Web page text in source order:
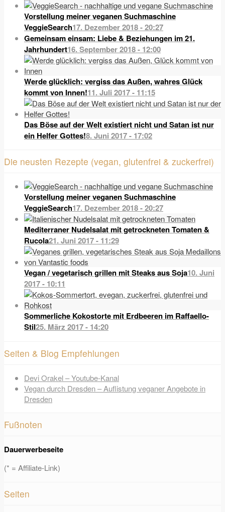
Vorstellung meiner veganen Suchmaschine
VeggieSearch17. Dezember 2018 - 20:27
Gemeinsam einsam: Liebe & Beziehungen im 21.
Jahrhundert16. September 2018 - 12:00
Werde glücklich: vergiss das Außen, wahres Glück
kommt von Innen!11. Juli 2017 - 11:15
Das Böse auf der Welt existiert nicht und Satan ist nur
ein Helfer Gottes!8. Juni 2017 - 17:02
Die neusten Rezepte (vegan, glutenfrei & zuckerfrei)
Vorstellung meiner veganen Suchmaschine
VeggieSearch17. Dezember 2018 - 20:27
Mediterraner Nudelsalat mit getrockneten Tomaten &
Rucola21. Juni 2017 - 11:29
Vegan / vegetarisch grillen mit Steaks aus Soja10. Juni
2017 - 10:11
Sommerliche Kokostorte mit Erdbeeren im Raffaello-
Stil25. März 2017 - 14:20
Seiten & Blog Empfehlungen
Devi Orakel – Youtube-Kanal
Vegan durch Dresden – Auflistung veganer Angebote in
Dresden
Fußnoten
Dauerwerbeseite
(* = Affiliate-Link)
Seiten